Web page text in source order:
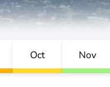
Oct Nov